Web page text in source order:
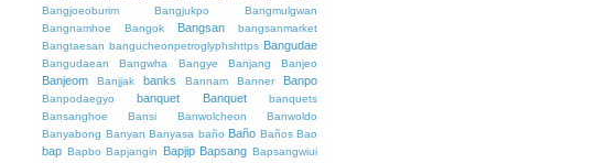
Bangjoeoburim
Bangjukpo
Bangmulgwan
Bangnamhoe
Bangok Bangsan
bangsanmarket
Bangtaesan bangucheonpetroglyphshttps Bangudae
Bangudaean Bangwha Bangye Banjang Banjeo
Banjeom Banjjak banks Bannam Banner Banpo
Banpodaegyo banquet Banquet
banquets
Bansanghoe
Bansi Banwolcheon
Banwoldo
Banyabong Banyan Banyasa baño Baño Baños Bao
bap Bapbo Bapjangin Bapjip Bapsang Bapsangwiui